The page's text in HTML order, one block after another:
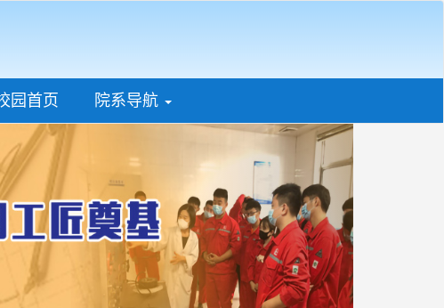
园首页 院系导航
Next